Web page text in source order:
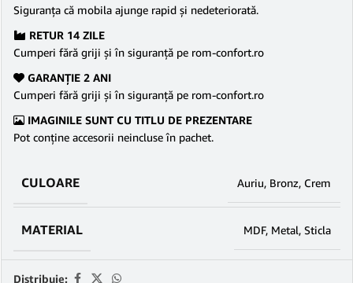
Siguranţa că mobila ajunge rapid şi nedeteriorată.
RETUR 14 ZILE
Cumperi fără griji şi în siguranţă pe rom-confort.ro
GARANŢIE 2 ANI
Cumperi fără griji şi în siguranţă pe rom-confort.ro
IMAGINILE SUNT CU TITLU DE PREZENTARE
Pot conține accesorii neincluse în pachet.
CULOARE Auriu, Bronz, Crem
MATERIAL MDF, Metal, Sticla
Distribuie: